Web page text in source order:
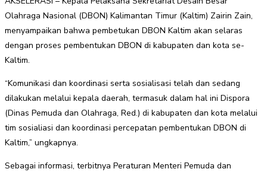
Olahraga Nasional (DBON) Kalimantan Timur (Kaltim) Zairin Zain,
menyampaikan bahwa pembetukan DBON Kaltim akan selaras
dengan proses pembentukan DBON di kabupaten dan kota se-
Kaltim.
“Komunikasi dan koordinasi serta sosialisasi telah dan sedang
dilakukan melalui kepala daerah, termasuk dalam hal ini Dispora
(Dinas Pemuda dan Olahraga, Red.) di kabupaten dan kota melalui
tim sosialiasi dan koordinasi percepatan pembentukan DBON di
Kaltim,” ungkapnya.
Sebagai informasi, terbitnya Peraturan Menteri Pemuda dan